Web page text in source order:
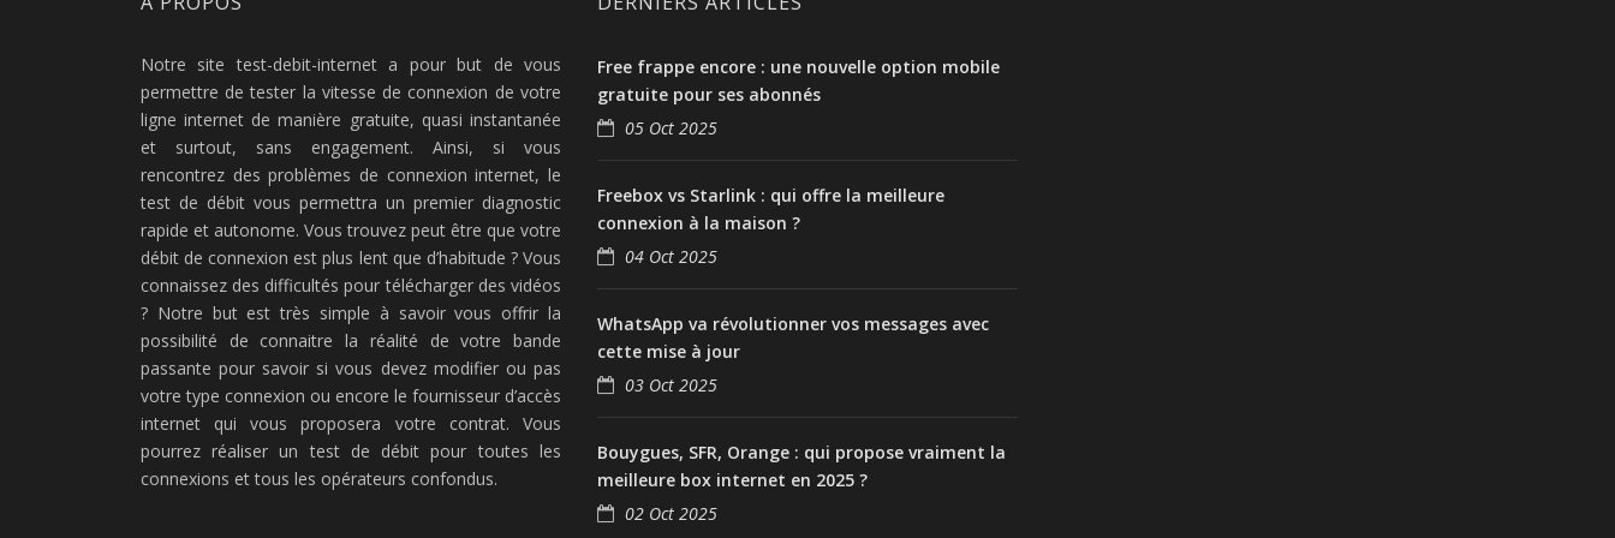
Notre site test-debit-internet a pour but de vous
permettre de tester la vitesse de connexion de votre
ligne internet de manière gratuite, quasi instantanée
et surtout, sans engagement. Ainsi, si vous
rencontrez des problèmes de connexion internet, le
test de débit vous permettra un premier diagnostic
rapide et autonome. Vous trouvez peut être que votre
débit de connexion est plus lent que d’habitude ? Vous
connaissez des difficultés pour télécharger des vidéos
? Notre but est très simple à savoir vous offrir la
possibilité de connaitre la réalité de votre bande
passante pour savoir si vous devez modifier ou pas
votre type connexion ou encore le fournisseur d’accès
internet qui vous proposera votre contrat. Vous
pourrez réaliser un test de débit pour toutes les
connexions et tous les opérateurs confondus.
Free frappe encore : une nouvelle option mobile
gratuite pour ses abonnés
05 Oct 2025
Freebox vs Starlink : qui offre la meilleure
connexion à la maison ?
04 Oct 2025
WhatsApp va révolutionner vos messages avec
cette mise à jour
03 Oct 2025
Bouygues, SFR, Orange : qui propose vraiment la
meilleure box internet en 2025 ?
02 Oct 2025